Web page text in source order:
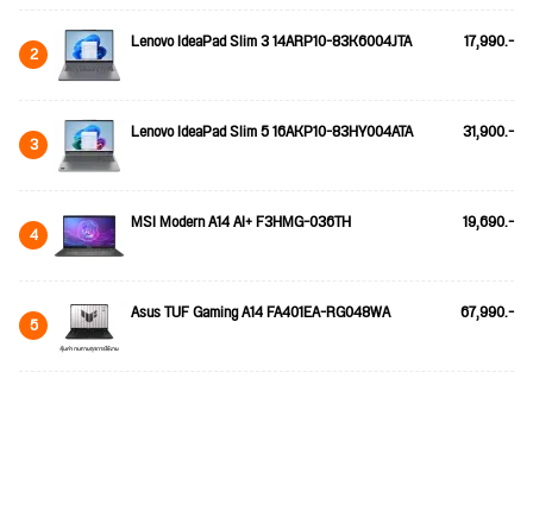
2 Lenovo IdeaPad Slim 3 14ARP10-83K6004JTA 17,990.-
3 Lenovo IdeaPad Slim 5 16AKP10-83HY004ATA 31,900.-
4 MSI Modern A14 AI+ F3HMG-036TH 19,690.-
5 Asus TUF Gaming A14 FA401EA-RG048WA 67,990.-